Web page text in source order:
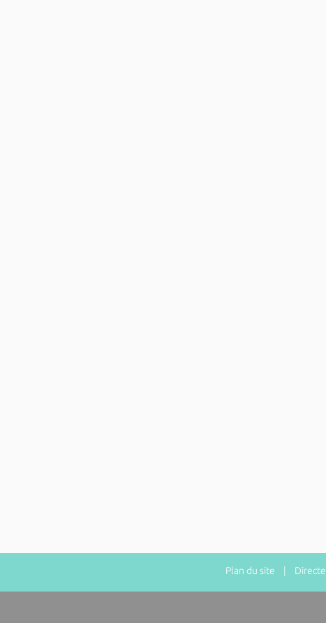
Plan du site |